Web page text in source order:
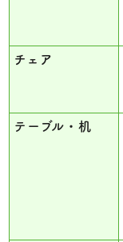
チェア
テーブル・机